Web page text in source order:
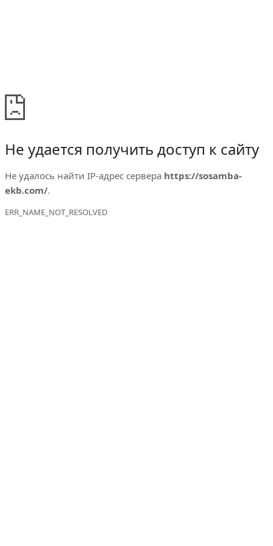
Не удается получить доступ к сайту
Не удалось найти IP-адрес сервера https://sosamba-
ekb.com/.
ERR_NAME_NOT_RESOLVED